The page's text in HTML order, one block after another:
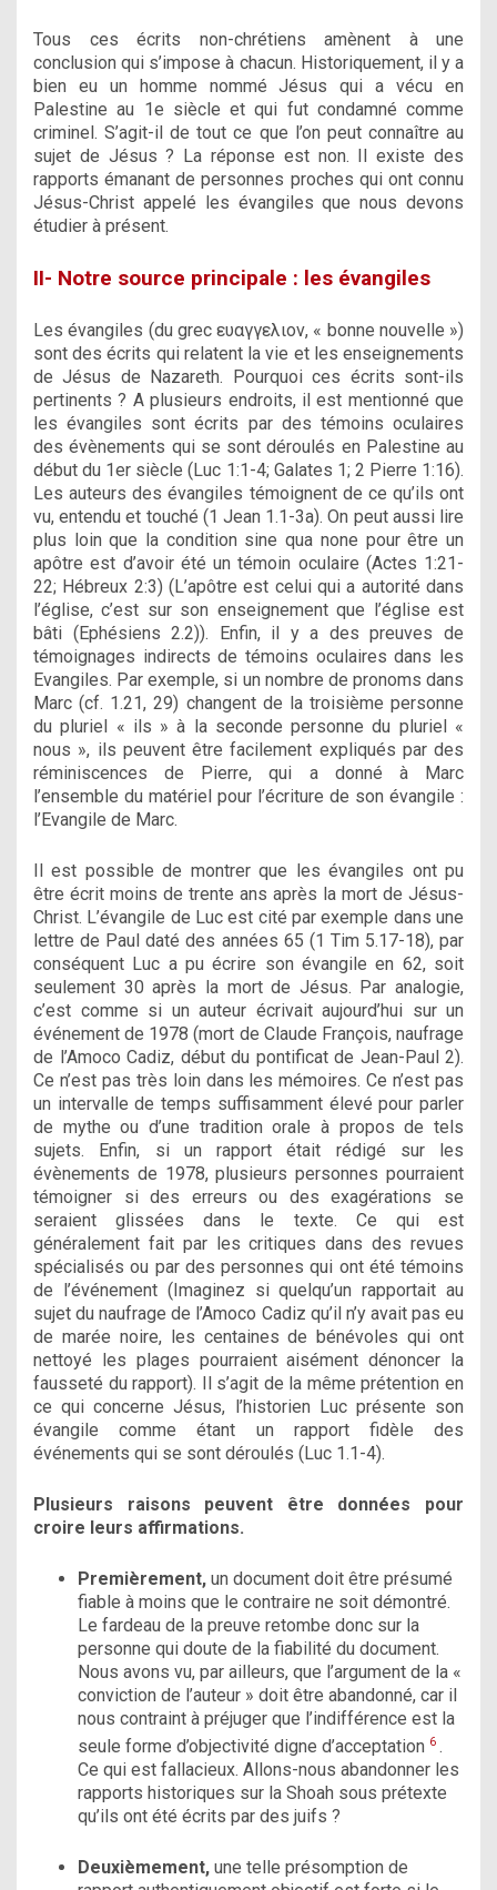
Tous ces écrits non-chrétiens amènent à une
conclusion qui s’impose à chacun. Historiquement, il y a
bien eu un homme nommé Jésus qui a vécu en
Palestine au 1e siècle et qui fut condamné comme
criminel. S’agit-il de tout ce que l’on peut connaître au
sujet de Jésus ? La réponse est non. Il existe des
rapports émanant de personnes proches qui ont connu
Jésus-Christ appelé les évangiles que nous devons
étudier à présent.
II- Notre source principale : les évangiles
Les évangiles (du grec ευαγγελιον, « bonne nouvelle »)
sont des écrits qui relatent la vie et les enseignements
de Jésus de Nazareth. Pourquoi ces écrits sont-ils
pertinents ? A plusieurs endroits, il est mentionné que
les évangiles sont écrits par des témoins oculaires
des évènements qui se sont déroulés en Palestine au
début du 1er siècle (Luc 1:1-4; Galates 1; 2 Pierre 1:16).
Les auteurs des évangiles témoignent de ce qu’ils ont
vu, entendu et touché (1 Jean 1.1-3a). On peut aussi lire
plus loin que la condition sine qua none pour être un
apôtre est d’avoir été un témoin oculaire (Actes 1:21-
22; Hébreux 2:3) (L’apôtre est celui qui a autorité dans
l’église, c’est sur son enseignement que l’église est
bâti (Ephésiens 2.2)). Enfin, il y a des preuves de
témoignages indirects de témoins oculaires dans les
Evangiles. Par exemple, si un nombre de pronoms dans
Marc (cf. 1.21, 29) changent de la troisième personne
du pluriel « ils » à la seconde personne du pluriel «
nous », ils peuvent être facilement expliqués par des
réminiscences de Pierre, qui a donné à Marc
l’ensemble du matériel pour l’écriture de son évangile :
l’Evangile de Marc.
Il est possible de montrer que les évangiles ont pu
être écrit moins de trente ans après la mort de Jésus-
Christ. L’évangile de Luc est cité par exemple dans une
lettre de Paul daté des années 65 (1 Tim 5.17-18), par
conséquent Luc a pu écrire son évangile en 62, soit
seulement 30 après la mort de Jésus. Par analogie,
c’est comme si un auteur écrivait aujourd’hui sur un
événement de 1978 (mort de Claude François, naufrage
de l’Amoco Cadiz, début du pontificat de Jean-Paul 2).
Ce n’est pas très loin dans les mémoires. Ce n’est pas
un intervalle de temps suffisamment élevé pour parler
de mythe ou d’une tradition orale à propos de tels
sujets. Enfin, si un rapport était rédigé sur les
évènements de 1978, plusieurs personnes pourraient
témoigner si des erreurs ou des exagérations se
seraient glissées dans le texte. Ce qui est
généralement fait par les critiques dans des revues
spécialisés ou par des personnes qui ont été témoins
de l’événement (Imaginez si quelqu’un rapportait au
sujet du naufrage de l’Amoco Cadiz qu’il n’y avait pas eu
de marée noire, les centaines de bénévoles qui ont
nettoyé les plages pourraient aisément dénoncer la
fausseté du rapport). Il s’agit de la même prétention en
ce qui concerne Jésus, l’historien Luc présente son
évangile comme étant un rapport fidèle des
événements qui se sont déroulés (Luc 1.1-4).
Plusieurs raisons peuvent être données pour
croire leurs affirmations.
Premièrement, un document doit être présumé
fiable à moins que le contraire ne soit démontré.
Le fardeau de la preuve retombe donc sur la
personne qui doute de la fiabilité du document.
Nous avons vu, par ailleurs, que l’argument de la «
conviction de l’auteur » doit être abandonné, car il
nous contraint à préjuger que l’indifférence est la
seule forme d’objectivité digne d’acceptation 6 .
Ce qui est fallacieux. Allons-nous abandonner les
rapports historiques sur la Shoah sous prétexte
qu’ils ont été écrits par des juifs ?
Deuxièmement, une telle présomption de